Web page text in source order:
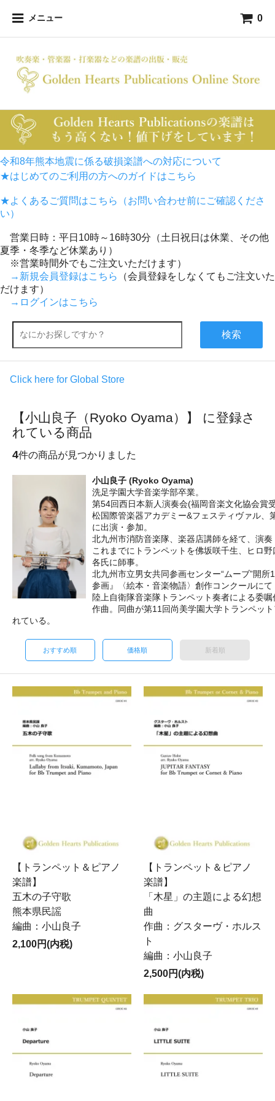
メニュー 0
令和8年熊本地震に係る破損楽譜への対応について
★はじめてのご利用の方へのガイドはこちら
★よくあるご質問はこちら（お問い合わせ前にご確認くださ
い）
営業日時：平日10時～16時30分（土日祝日は休業、その他
夏季・冬季など休業あり）
※営業時間外でもご注文いただけます）
→新規会員登録はこちら
（会員登録をしなくてもご注文いた
だけます）
→ログインはこちら
検索
Click here for Global Store
【小山良子（Ryoko Oyama）】 に登録さ
れている商品
4件の商品が見つかりました
小山良子 (Ryoko Oyama)
洗足学園大学音楽学部卒業。
第54回西日本新人演奏会(福岡音楽文化協会賞
松国際管楽器アカデミー&フェスティヴァル
に出演・参加。
北九州市消防音楽隊、楽器店講師を経て、演
これまでにトランペットを佛坂咲千生、ヒロ
各氏に師事。
北九州市立男女共同参画センター“ムーブ”開
参画』〈絵本・音楽物語〉創作コンクールに
陸上自衛隊音楽隊トランペット奏者による委
作曲。同曲が第11回尚美学園大学トランペッ
れている。
おすすめ順 価格順 新着順
【トランペット＆ピアノ
楽譜】
五木の子守歌
熊本県民謡
編曲：小山良子
2,100円(内税)
【トランペット＆ピアノ
楽譜】
「木星」の主題による幻想
曲
作曲：グスターヴ・ホルス
ト
編曲：小山良子
2,500円(内税)